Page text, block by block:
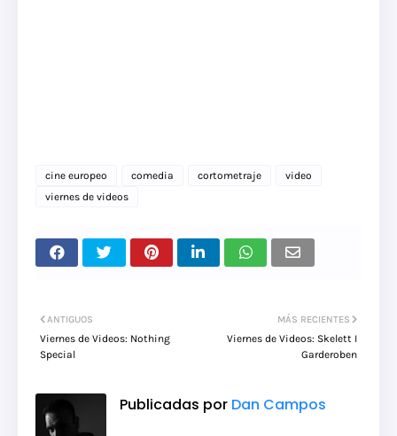
cine europeo comedia cortometraje
video
viernes de videos
MÁS RECIENTES
Viernes de Videos: Skelett I
Garderoben
ANTIGUOS
Viernes de Videos: Nothing
Special
Publicadas por Dan Campos